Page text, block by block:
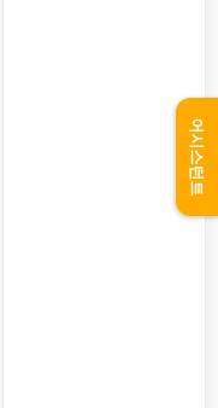
어시스턴트